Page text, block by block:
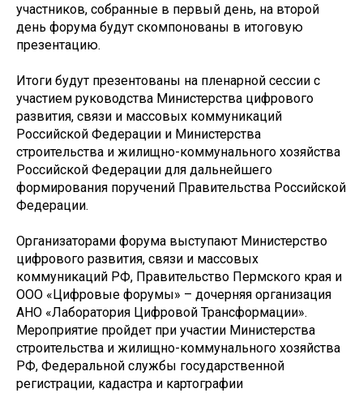
участников, собранные в первый день, на второй
день форума будут скомпонованы в итоговую
презентацию.
Итоги будут презентованы на пленарной сессии с
участием руководства Министерства цифрового
развития, связи и массовых коммуникаций
Российской Федерации и Министерства
строительства и жилищно-коммунального хозяйства
Российской Федерации для дальнейшего
формирования поручений Правительства Российской
Федерации.
Организаторами форума выступают Министерство
цифрового развития, связи и массовых
коммуникаций РФ, Правительство Пермского края и
ООО «Цифровые форумы» – дочерняя организация
АНО «Лаборатория Цифровой Трансформации».
Мероприятие пройдет при участии Министерства
строительства и жилищно-коммунального хозяйства
РФ, Федеральной службы государственной
регистрации, кадастра и картографии